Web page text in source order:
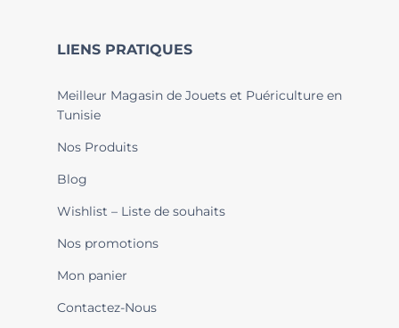
LIENS PRATIQUES
Meilleur Magasin de Jouets et Puériculture en
Tunisie
Nos Produits
Blog
Wishlist – Liste de souhaits
Nos promotions
Mon panier
Contactez-Nous